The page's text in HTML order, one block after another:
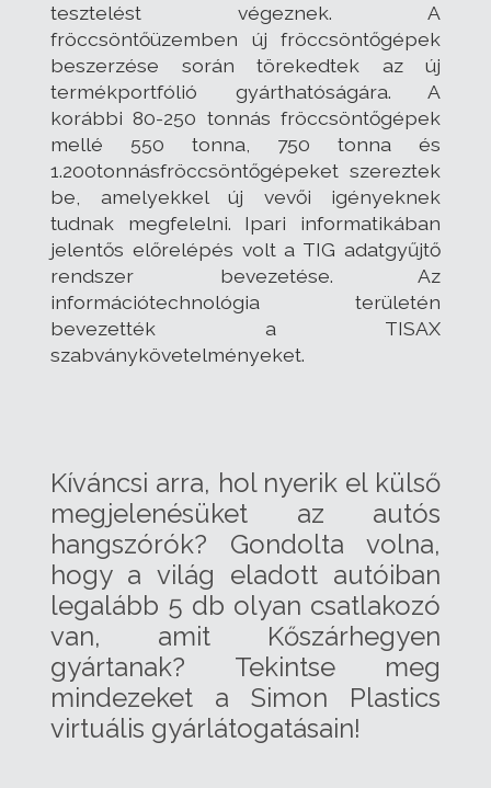
tesztelést végeznek. A
fröccsöntőüzemben új fröccsöntőgépek
beszerzése során törekedtek az új
termékportfólió gyárthatóságára. A
korábbi 80-250 tonnás fröccsöntőgépek
mellé 550 tonna, 750 tonna és
1.200tonnásfröccsöntőgépeket szereztek
be, amelyekkel új vevői igényeknek
tudnak megfelelni. Ipari informatikában
jelentős előrelépés volt a TIG adatgyűjtő
rendszer bevezetése. Az
információtechnológia területén
bevezették a TISAX
szabványkövetelményeket.
Kíváncsi arra, hol nyerik el külső
megjelenésüket az autós
hangszórók? Gondolta volna,
hogy a világ eladott autóiban
legalább 5 db olyan csatlakozó
van, amit Kőszárhegyen
gyártanak? Tekintse meg
mindezeket a Simon Plastics
virtuális gyárlátogatásain!